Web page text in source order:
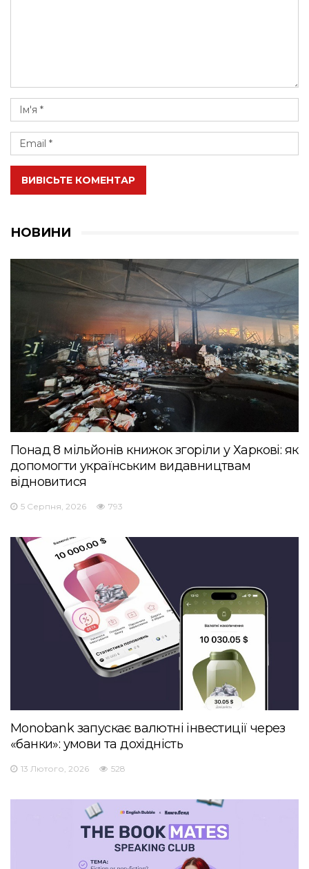
ВИВІСЬТЕ КОМЕНТАР
НОВИНИ
Понад 8 мільйонів книжок згоріли у Харкові: як
допомогти українським видавництвам
відновитися
5 Серпня, 2026 793
Monobank запускає валютні інвестиції через
«банки»: умови та дохідність
13 Лютого, 2026 528